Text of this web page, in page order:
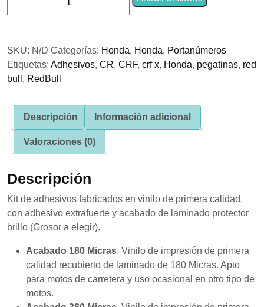
Honda
cantidad
SKU: N/D Categorías: Honda, Honda, Portanúmeros
Etiquetas: Adhesivos, CR, CRF, crf x, Honda, pegatinas, red
bull , RedBull
Descripción Información adicional
Valoraciones (0)
Descripción
Kit de adhesivos fabricados en vinilo de primera calidad,
con adhesivo extrafuerte y acabado de laminado protector
brillo (Grosor a elegir).
Acabado 180 Micras, Vinilo de impresión de primera
calidad recubierto de laminado de 180 Micras. Apto
para motos de carretera y uso ocasional en otro tipo de
motos.
web.
Experiencia
Para que
nuestra web
visita. Si
rechaza estas
cookies,
algunas
desaparecerán
de la web.
Marketing
Al compartir tus
comportamiento
mientras visitas
nuestro sitio,
aumentas la
posibilidad de